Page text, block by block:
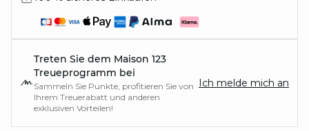
Treten Sie dem Maison 123
Treueprogramm bei
Sammeln Sie Punkte, profitieren Sie von
Ihrem Treuerabatt und anderen
exklusiven Vorteilen!
Ich melde mich an